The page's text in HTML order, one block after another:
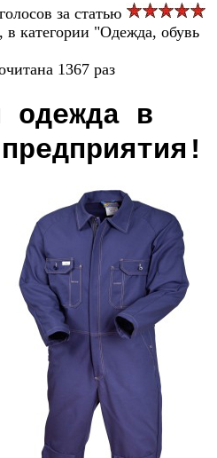
за статью
в категории "Одежда, обувь
1367 раз
одежда в